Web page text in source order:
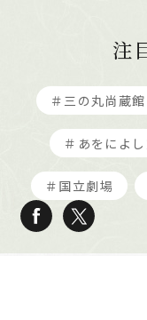
注
＃三の丸尚蔵館
＃あをによ
＃国立劇場